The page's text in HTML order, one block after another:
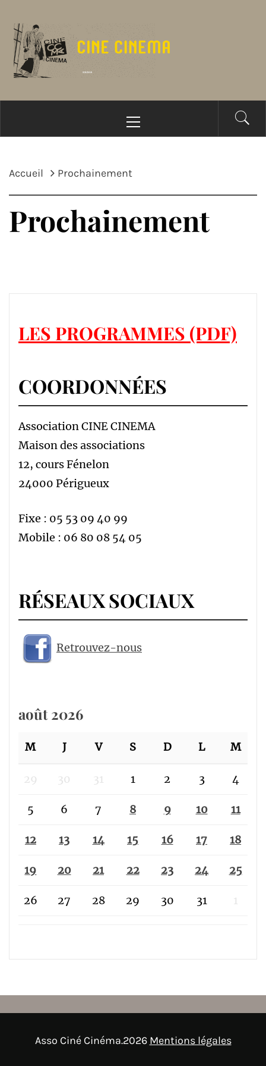
contenu
principal
Accueil Prochainement
Prochainement
LES PROGRAMMES (PDF)
COORDONNÉES
Association CINE CINEMA
Maison des associations
12, cours Fénelon
24000 Périgueux
Fixe : 05 53 09 40 99
Mobile : 06 80 08 54 05
RÉSEAUX SOCIAUX
Retrouvez-nous
août 2026
M J V S D L M
29 30 31 1 2 3 4
5 6 7 8 9 10 11
12 13 14 15 16 17 18
19 20 21 22 23 24 25
26 27 28 29 30 31 1
Asso Ciné Cinéma.2026 Mentions légales